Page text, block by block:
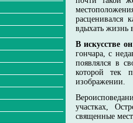
расценивался
вдыхать жизнь
В искусстве
гончара, с
появлялся в
которой тек
изображении.
участках,
священные